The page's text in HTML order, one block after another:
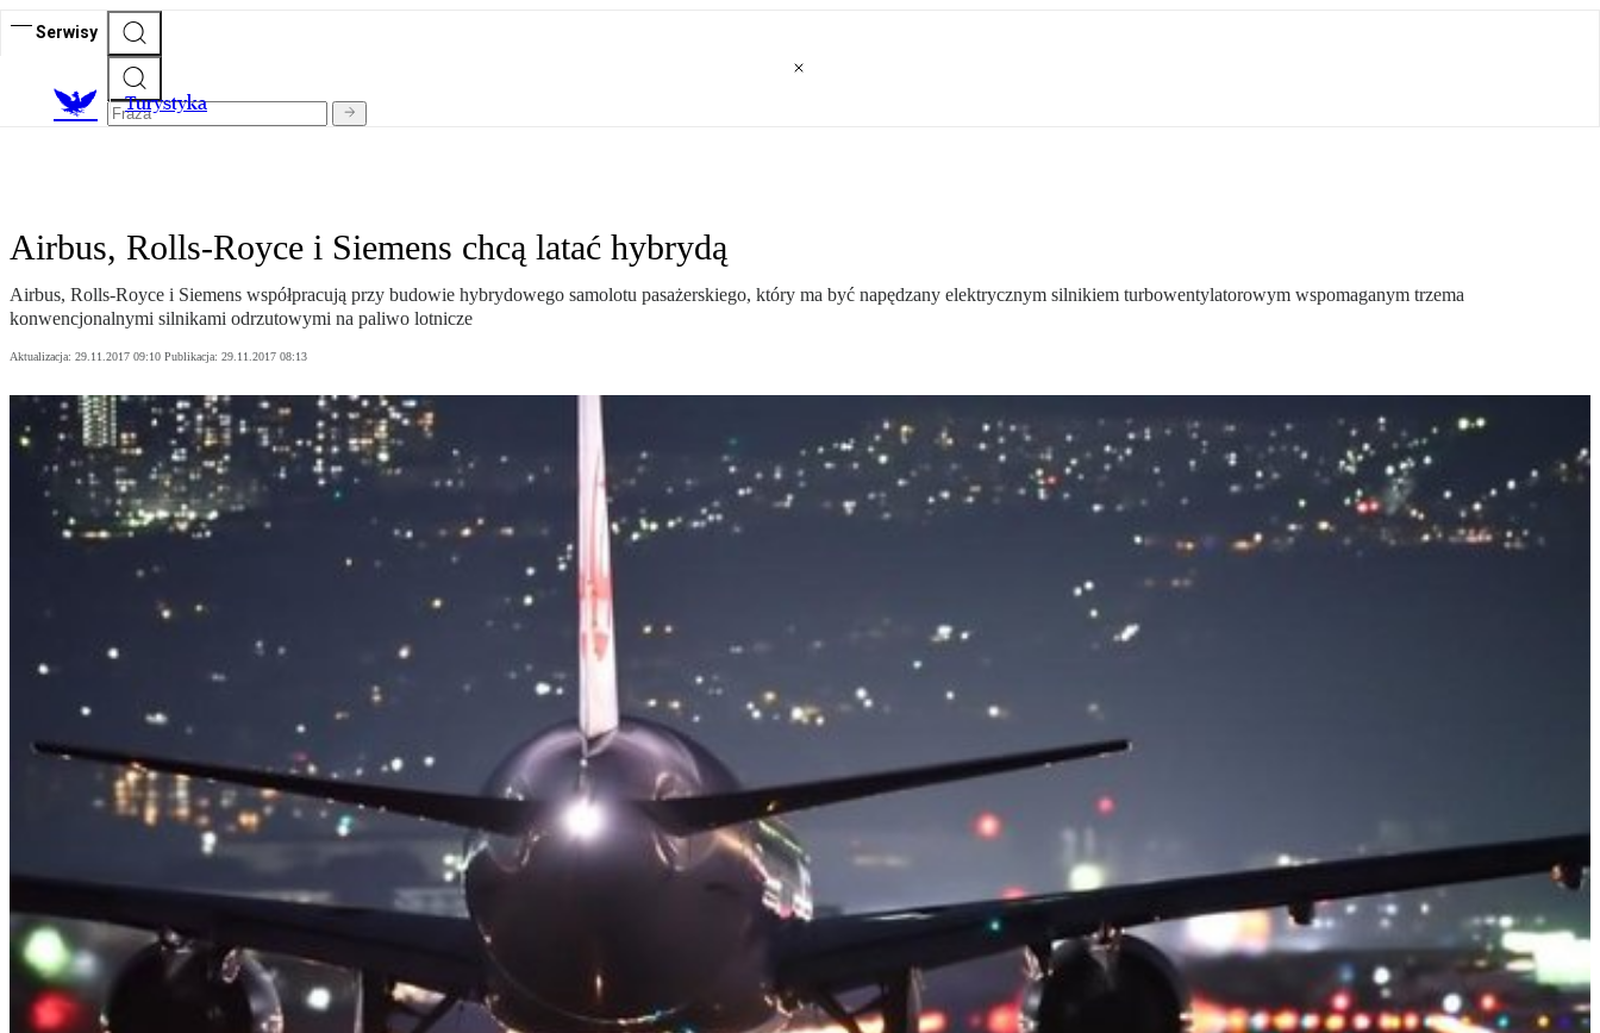
Serwisy
Turystyka
Airbus, Rolls-Royce i Siemens chcą latać hybrydą
Airbus, Rolls-Royce i Siemens współpracują przy budowie hybrydowego samolotu pasażerskiego, który ma być napędzany elektrycznym silnikiem turbowentylatorowym wspomaganym trzema
konwencjonalnymi silnikami odrzutowymi na paliwo lotnicze
Aktualizacja: 29.11.2017 09:10 Publikacja: 29.11.2017 08:13